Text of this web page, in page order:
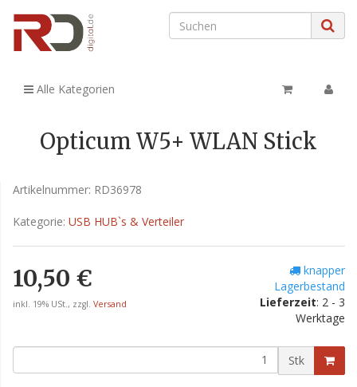
Alle Kategorien
Opticum W5+ WLAN Stick
Artikelnummer: RD36978
Kategorie: USB HUB`s & Verteiler
10,50 €
inkl. 19% USt., zzgl. Versand
knapper
Lagerbestand
Lieferzeit: 2 - 3
Werktage
Stk